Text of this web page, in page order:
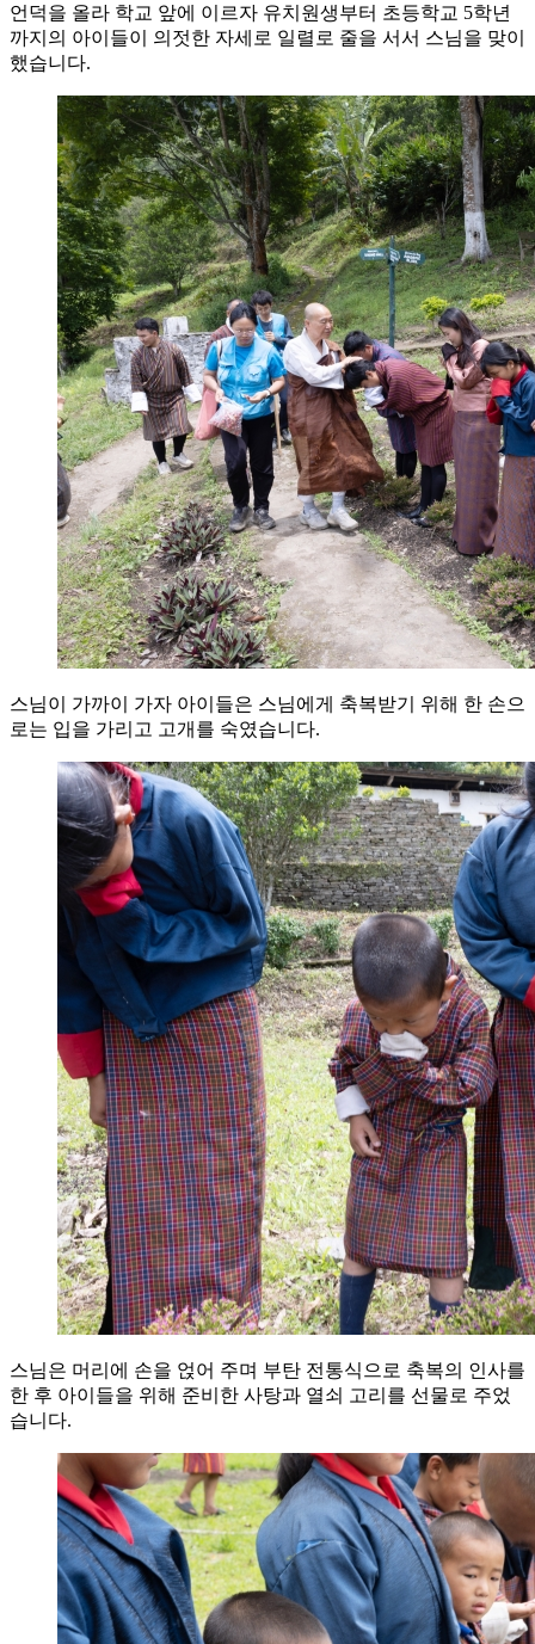
언덕을 올라 학교 앞에 이르자 유치원생부터 초등학교 5학년
까지의 아이들이 의젓한 자세로 일렬로 줄을 서서 스님을 맞이
했습니다.
스님이 가까이 가자 아이들은 스님에게 축복받기 위해 한 손으
로는 입을 가리고 고개를 숙였습니다.
스님은 머리에 손을 얹어 주며 부탄 전통식으로 축복의 인사를
한 후 아이들을 위해 준비한 사탕과 열쇠 고리를 선물로 주었
습니다.